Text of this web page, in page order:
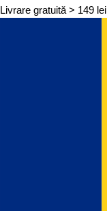
Livrare gratuită > 149 lei